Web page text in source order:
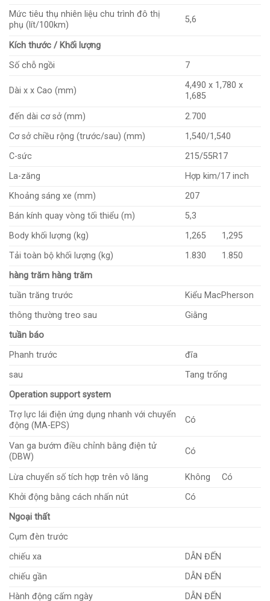
Mức tiêu thụ nhiên liệu chu trình đô thị
phụ (lít/100km)
5,6
Kích thước / Khối lượng
Số chỗ ngồi
7
Dài x x Cao (mm)
4,490 x 1,780 x
1,685
đến dài cơ sở (mm)
2.700
Cơ sở chiều rộng (trước/sau) (mm)
1,540/1,540
C-sức
215/55R17
La-zăng
Hợp kim/17 inch
Khoảng sáng xe (mm)
207
Bán kính quay vòng tối thiểu (m)
5,3
Body khối lượng (kg)
1,265
1,295
Tải toàn bộ khối lượng (kg)
1.830
1.850
hàng trăm hàng trăm
tuần trăng trước
Kiểu MacPherson
thông thường treo sau
Giằng
tuần báo
Phanh trước
đĩa
sau
Tang trống
Operation support system
Trợ lực lái điện ứng dụng nhanh với chuyển
động (MA-EPS)
Có
Van ga bướm điều chỉnh bằng điện tử
(DBW)
Có
Lừa chuyển số tích hợp trên vô lăng Không
Có
Khởi động bằng cách nhấn nút
Có
Ngoại thất
Cụm đèn trước
chiếu xa
DẪN ĐẾN
chiếu gần
DẪN ĐẾN
Hành động cấm ngày
DẪN ĐẾN